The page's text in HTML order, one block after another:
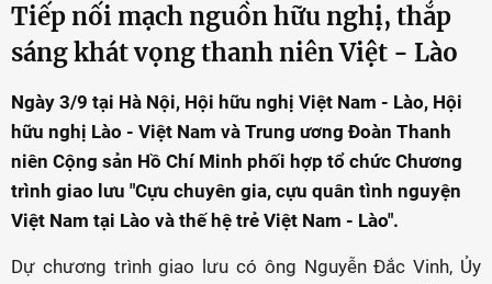
Tiếp nối mạch nguồn hữu nghị, thắp
sáng khát vọng thanh niên Việt - Lào
Ngày 3/9 tại Hà Nội, Hội hữu nghị Việt Nam - Lào, Hội
hữu nghị Lào - Việt Nam và Trung ương Đoàn Thanh
niên Cộng sản Hồ Chí Minh phối hợp tổ chức Chương
trình giao lưu "Cựu chuyên gia, cựu quân tình nguyện
Việt Nam tại Lào và thế hệ trẻ Việt Nam - Lào".
Dự chương trình giao lưu có ông Nguyễn Đắc Vinh, Ủy